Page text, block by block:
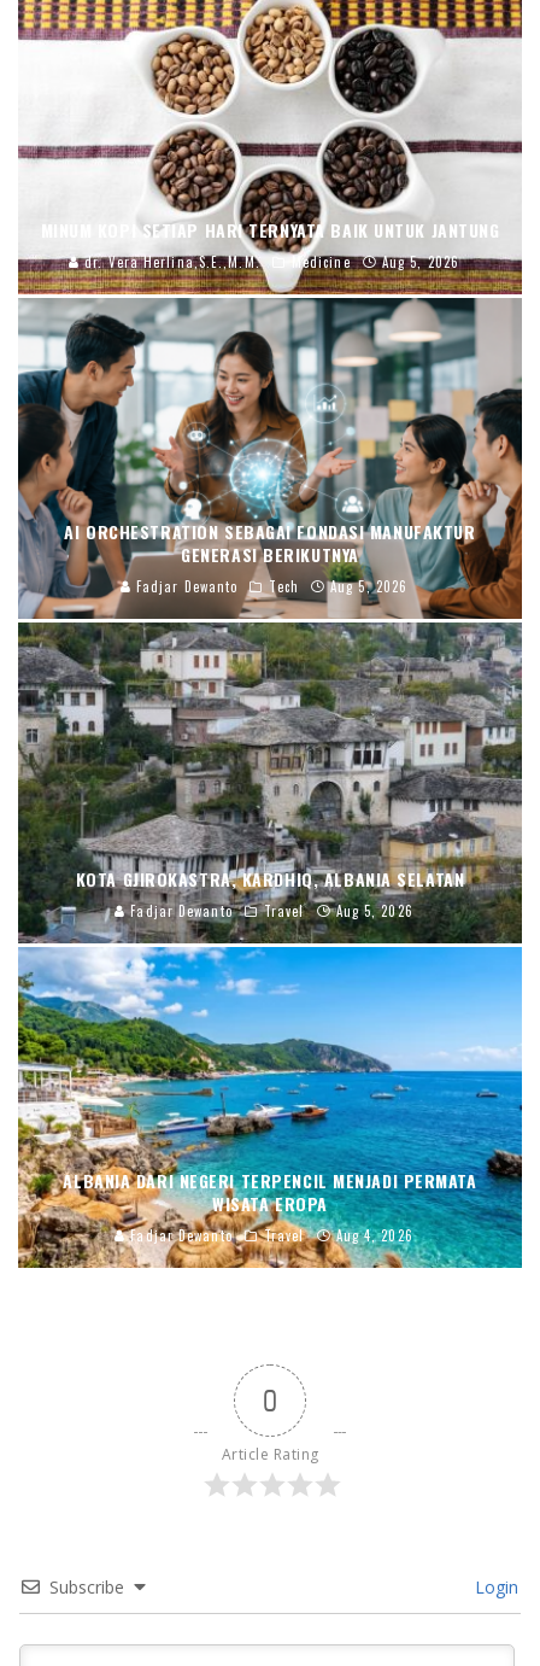
MINUM KOPI SETIAP HARI TERNYATA BAIK UNTUK JANTUNG
dr. Vera Herlina,S.E.,M.M. Medicine Aug 5, 2026
AI ORCHESTRATION SEBAGAI FONDASI MANUFAKTUR
GENERASI BERIKUTNYA
Fadjar Dewanto Tech Aug 5, 2026
KOTA GJIROKASTRA, KARDHIQ, ALBANIA SELATAN
Fadjar Dewanto Travel Aug 5, 2026
ALBANIA DARI NEGERI TERPENCIL MENJADI PERMATA
WISATA EROPA
Fadjar Dewanto Travel Aug 4, 2026
0
Article Rating
Subscribe Login